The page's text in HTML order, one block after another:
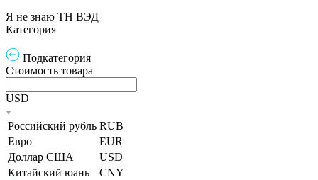
Я не знаю ТН ВЭД
Категория
Подкатегория
Стоимость товара
USD
Российский рубль RUB
Евро
EUR
Доллар США
USD
Китайский юань
CNY